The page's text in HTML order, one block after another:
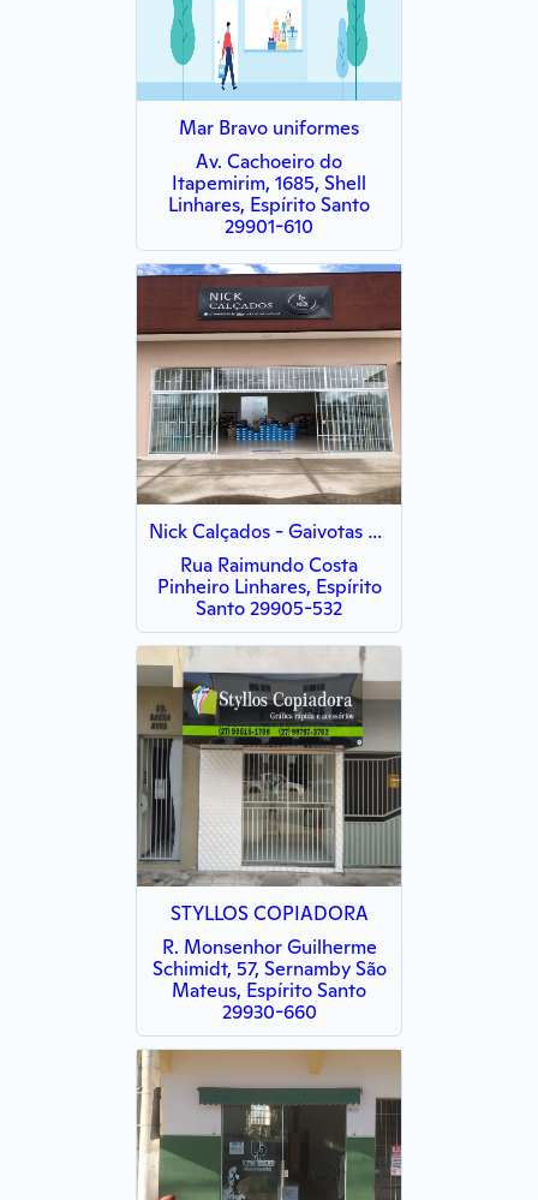
Mar Bravo uniformes
Av. Cachoeiro do
Itapemirim, 1685, Shell
Linhares, Espírito Santo
29901-610
Nick Calçados - Gaivotas Linhares
Rua Raimundo Costa
Pinheiro Linhares, Espírito
Santo 29905-532
STYLLOS COPIADORA
R. Monsenhor Guilherme
Schimidt, 57, Sernamby São
Mateus, Espírito Santo
29930-660